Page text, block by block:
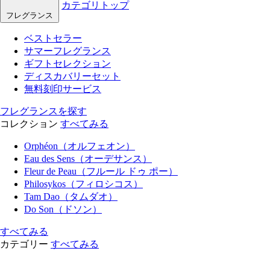
フレグランス
カテゴリトップ
ベストセラー
サマーフレグランス
ギフトセレクション
ディスカバリーセット
無料刻印サービス
フレグランスを探す
コレクション すべてみる
Orphéon（オルフェオン）
Eau des Sens（オーデサンス）
Fleur de Peau（フルール ドゥ ポー）
Philosykos（フィロシコス）
Tam Dao（タムダオ）
Do Son（ドソン）
すべてみる
カテゴリー すべてみる